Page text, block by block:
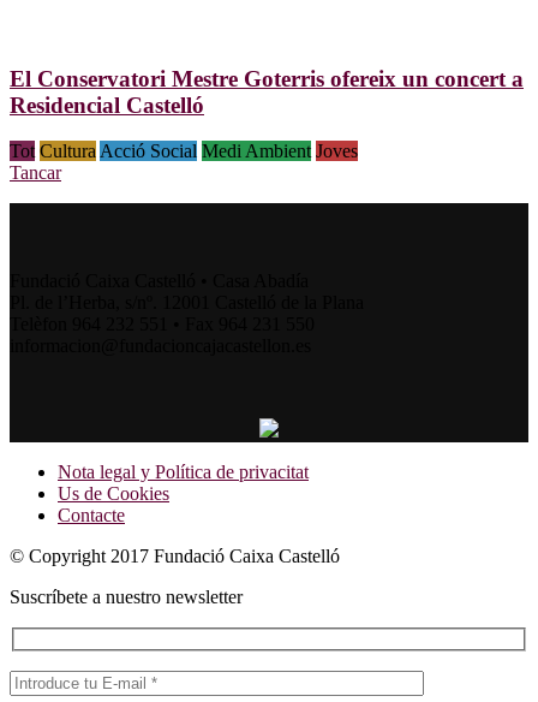
El Conservatori Mestre Goterris ofereix un concert a
Residencial Castelló
Tot Cultura Acció Social Medi Ambient Joves
Tancar
Nota legal y Política de privacitat
Us de Cookies
Contacte
© Copyright 2017 Fundació Caixa Castelló
Suscríbete a nuestro newsletter